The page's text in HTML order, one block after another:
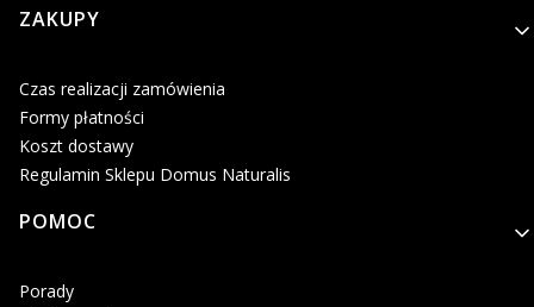
Linki w stopce
ZAKUPY
Czas realizacji zamówienia
Formy płatności
Koszt dostawy
Regulamin Sklepu Domus Naturalis
POMOC
Porady